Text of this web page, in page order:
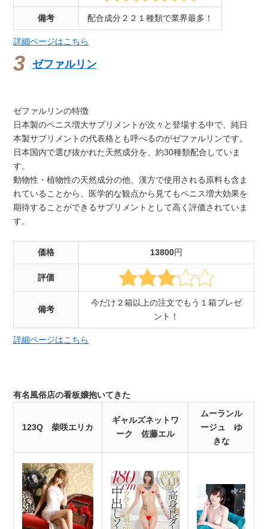
備考 配合成分２２１種類で業界最多！
詳細ページはこちら
ゼファルリン
ゼファルリンの特徴
日本製のペニス増大サプリメントが次々と登場する中で、純日
本製サプリメントの代表格とも呼べるのがゼファルリンです。
日本国内で選び抜かれた天然成分を、約30種類配合していま
す。
動物性・植物性の天然成分の他、漢方で使用される原料も含ま
れていることから、医学的な観点から見てもペニス増大効果を
期待することができるサプリメントとして高く評価されていま
す。
価格 13800円
評価
備考
今だけ２箱以上の注文でもう１箱プレゼ
ント！
詳細ページはこちら
有名風俗店の看板嬢抱いてきた
123Q 柴咲エリカ
ギャルズネットワ
ーク 佐藤エル
ムーランル
ージュ ゆ
きな